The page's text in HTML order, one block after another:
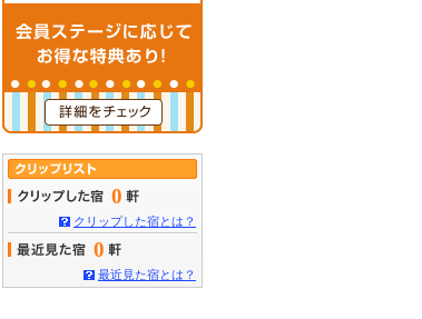
0
クリップした宿とは？
0
最近見た宿とは？